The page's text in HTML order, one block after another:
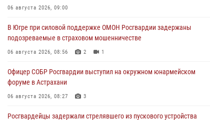
06 августа 2026, 09:00
В Югре при силовой поддержке ОМОН Росгвардии задержаны
подозреваемые в страховом мошенничестве
06 августа 2026, 08:56 2 1
Офицер СОБР Росгвардии выступил на окружном юнармейском
форуме в Астрахани
06 августа 2026, 08:27 3
Росгвардейцы задержали стрелявшего из пускового устройства